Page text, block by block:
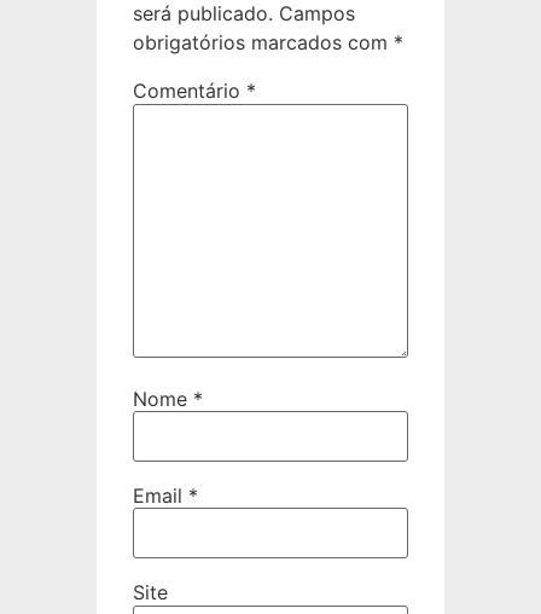
será publicado. Campos
obrigatórios marcados com *
Comentário *
Nome *
Email *
Site